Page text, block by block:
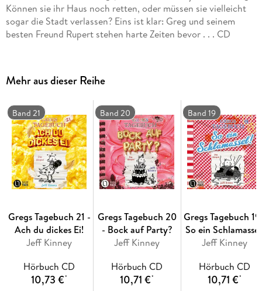
Können sie ihr Haus noch retten, oder müssen sie vielleicht
sogar die Stadt verlassen? Eins ist klar: Greg und seinem
besten Freund Rupert stehen harte Zeiten bevor . . . CD
Mehr aus dieser Reihe
Band 21
Gregs Tagebuch 21 -
Ach du dickes Ei!
Jeff Kinney
Hörbuch CD
10,73 €*
Band 20
Gregs Tagebuch 20
- Bock auf Party?
Jeff Kinney
Hörbuch CD
10,71 €*
Band 19
Gregs Tagebuch
So ein
Jeff Kinney
Hörbuch CD
10,71 €*